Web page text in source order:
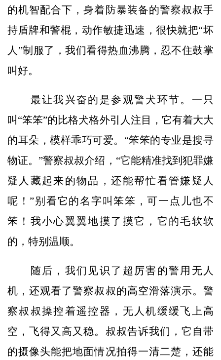
的机智配合下，身着防暴装备的警察叔叔手
持盾牌和警棍，动作敏捷迅速，很快就把“坏
人”制服了，我们看得热血沸腾，忍不住鼓掌
叫好。
最让我兴奋的是参观警犬环节。一只
叫“笨笨”的比格犬格外引人注目，它有着大大
的耳朵，模样乖巧可爱。“笨笨的专业是搜寻
物证。”警察叔叔介绍，“它能精准找到犯罪嫌
疑人藏起来的物品，还能帮忙看管嫌疑人
呢！”别看它的名字叫笨笨，可一点儿也不
笨！我小心翼翼地摸了摸它，它的毛软软
的，特别温顺。
随后，我们见识了超厉害的警用无人
机，还观看了警察叔叔的高空滑落演示。警
察叔叔操控着遥控器，无人机缓缓飞上高
空，飞得又高又稳。叔叔告诉我们，它自带
的摄像头能把地面情况拍得一清二楚，还能